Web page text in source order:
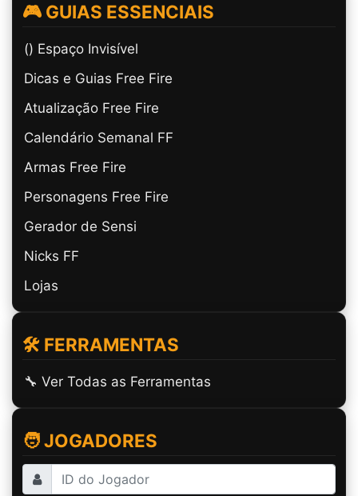
🎮 GUIAS ESSENCIAIS
(ㅤ) Espaço Invisível
Dicas e Guias Free Fire
Atualização Free Fire
Calendário Semanal FF
Armas Free Fire
Personagens Free Fire
Gerador de Sensi
Nicks FF
Lojas
🛠️ FERRAMENTAS
🔧 Ver Todas as Ferramentas
🧑 JOGADORES